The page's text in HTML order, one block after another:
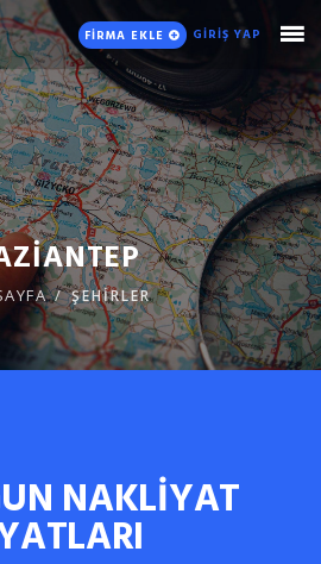
FİRMA EKLE GİRİŞ YAP
ŞEHİRLER
NAKLİYAT